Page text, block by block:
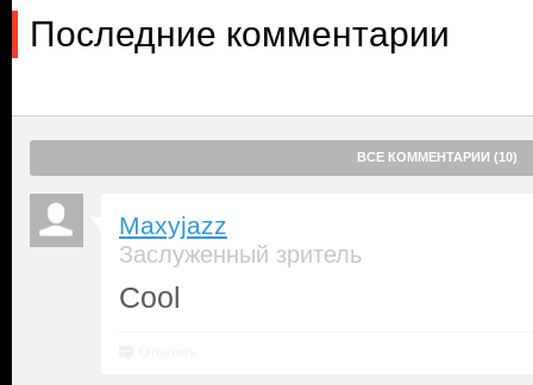
Последние комментарии
ВСЕ КОММЕНТАРИИ (10)
Maxyjazz
Заслуженный зритель
Cool